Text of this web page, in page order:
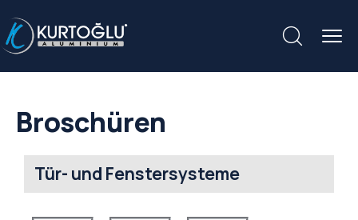
Broschüren
Tür- und Fenstersysteme